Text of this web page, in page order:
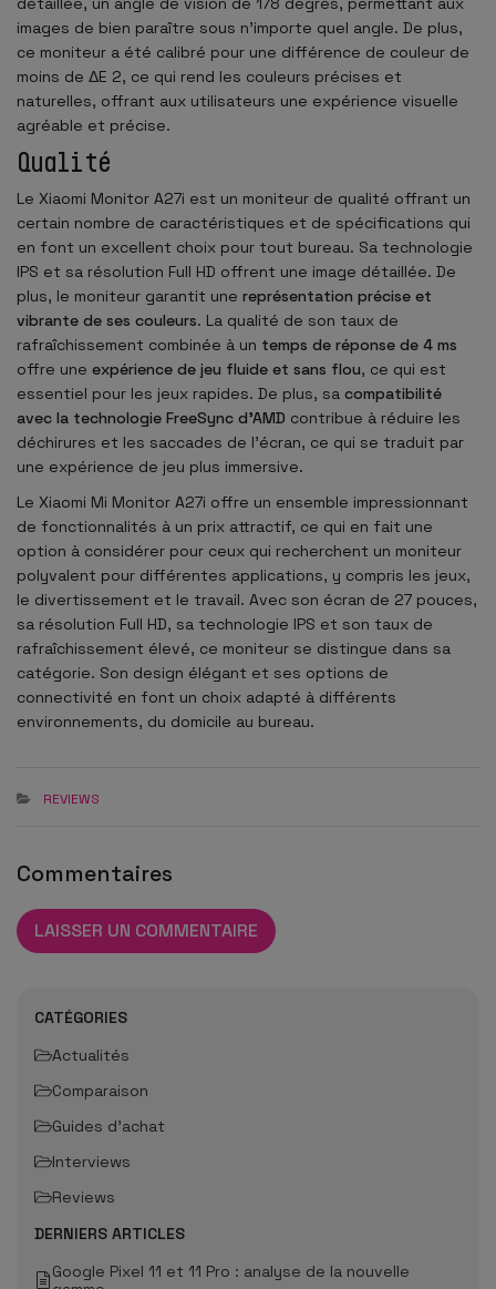
images de bien paraître sous n'importe quel angle. De plus,
ce moniteur a été calibré pour une différence de couleur de
moins de ΔE 2, ce qui rend les couleurs précises et
naturelles, offrant aux utilisateurs une expérience visuelle
agréable et précise.
Qualité
Le Xiaomi Monitor A27i est un moniteur de qualité offrant un
certain nombre de caractéristiques et de spécifications qui
en font un excellent choix pour tout bureau. Sa technologie
IPS et sa résolution Full HD offrent une image détaillée. De
plus, le moniteur garantit une représentation précise et
vibrante de ses couleurs. La qualité de son taux de
rafraîchissement combinée à un temps de réponse de 4 ms
offre une expérience de jeu fluide et sans flou, ce qui est
essentiel pour les jeux rapides. De plus, sa compatibilité
avec la technologie FreeSync d'AMD contribue à réduire les
déchirures et les saccades de l'écran, ce qui se traduit par
une expérience de jeu plus immersive.
Le Xiaomi Mi Monitor A27i offre un ensemble impressionnant
de fonctionnalités à un prix attractif, ce qui en fait une
option à considérer pour ceux qui recherchent un moniteur
polyvalent pour différentes applications, y compris les jeux,
le divertissement et le travail. Avec son écran de 27 pouces,
sa résolution Full HD, sa technologie IPS et son taux de
rafraîchissement élevé, ce moniteur se distingue dans sa
catégorie. Son design élégant et ses options de
connectivité en font un choix adapté à différents
environnements, du domicile au bureau.
REVIEWS
Commentaires
LAISSER UN COMMENTAIRE
CATÉGORIES
Actualités
Comparaison
Guides d'achat
Interviews
Reviews
DERNIERS ARTICLES
Google Pixel 11 et 11 Pro : analyse de la nouvelle